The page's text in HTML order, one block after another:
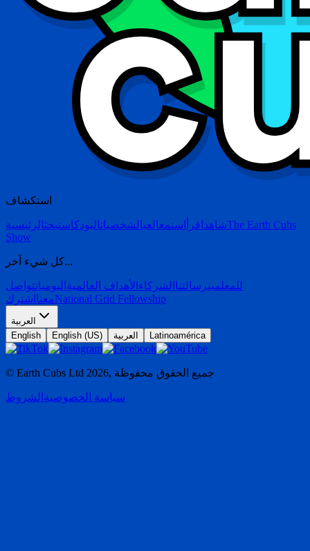
استكشاف
شاهد اقرأ استمعالعبالشخصياتالبودكاستبحثالرئيسية
The Earth Cubs
Show
كل شيء آخر...
للمعلمينرسالتنا الشركاء الأهداف العالمية اليومياتتواصل
معنا اشترك National Grid Fellowship
العربية
English
English (US) العربية Latinoamérica
© Earth Cubs Ltd 2026, جميع الحقوق محفوظة
سياسة الخصوصية الشروط